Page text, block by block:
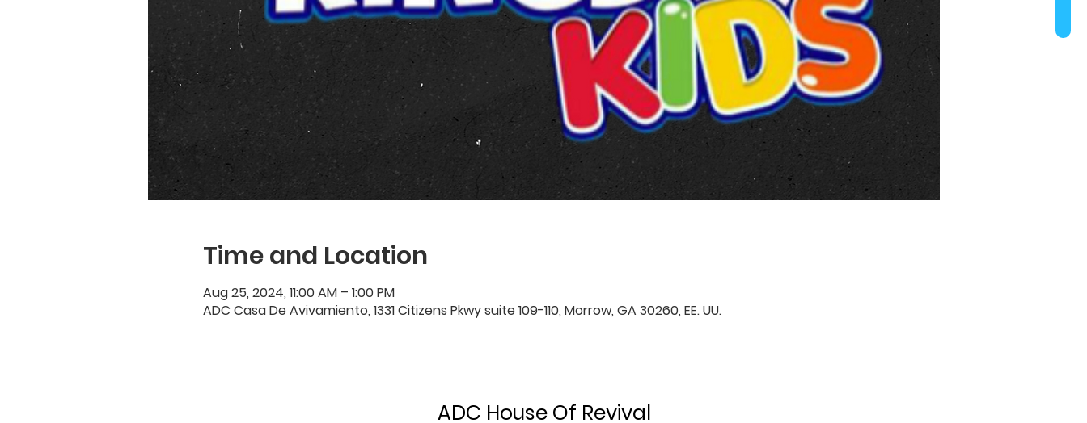
Time and Location
Aug 25, 2024, 11:00 AM – 1:00 PM
ADC Casa De Avivamiento, 1331 Citizens Pkwy suite 109-110, Morrow, GA 30260, EE. UU.
ADC House Of Revival